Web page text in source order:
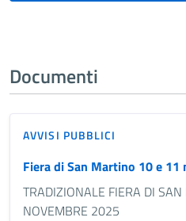
Documenti
AVVISI PUBBLICI
Fiera di San Martino 10 e 11
TRADIZIONALE FIERA DI
NOVEMBRE 2025